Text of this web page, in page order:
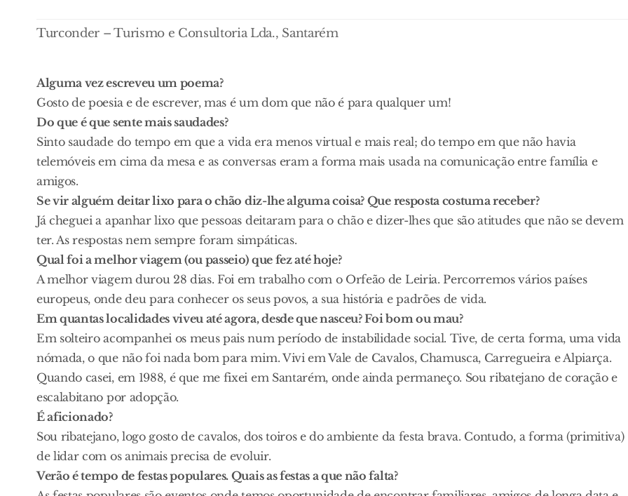
Turconder – Turismo e Consultoria Lda., Santarém
Alguma vez escreveu um poema?
Gosto de poesia e de escrever, mas é um dom que não é para qualquer um!
Do que é que sente mais saudades?
Sinto saudade do tempo em que a vida era menos virtual e mais real; do tempo em que não havia
telemóveis em cima da mesa e as conversas eram a forma mais usada na comunicação entre família e
amigos.
Se vir alguém deitar lixo para o chão diz-lhe alguma coisa? Que resposta costuma receber?
Já cheguei a apanhar lixo que pessoas deitaram para o chão e dizer-lhes que são atitudes que não se devem
ter. As respostas nem sempre foram simpáticas.
Qual foi a melhor viagem (ou passeio) que fez até hoje?
A melhor viagem durou 28 dias. Foi em trabalho com o Orfeão de Leiria. Percorremos vários países
europeus, onde deu para conhecer os seus povos, a sua história e padrões de vida.
Em quantas localidades viveu até agora, desde que nasceu? Foi bom ou mau?
Em solteiro acompanhei os meus pais num período de instabilidade social. Tive, de certa forma, uma vida
nómada, o que não foi nada bom para mim. Vivi em Vale de Cavalos, Chamusca, Carregueira e Alpiarça.
Quando casei, em 1988, é que me fixei em Santarém, onde ainda permaneço. Sou ribatejano de coração e
escalabitano por adopção.
É aficionado?
Sou ribatejano, logo gosto de cavalos, dos toiros e do ambiente da festa brava. Contudo, a forma (primitiva)
de lidar com os animais precisa de evoluir.
Verão é tempo de festas populares. Quais as festas a que não falta?